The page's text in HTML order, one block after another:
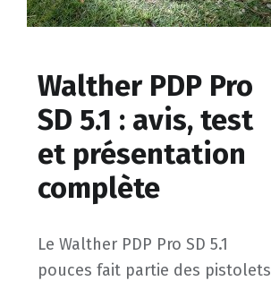
Walther PDP Pro
SD 5.1 : avis, test
et présentation
complète
Le Walther PDP Pro SD 5.1
pouces fait partie des pistolets